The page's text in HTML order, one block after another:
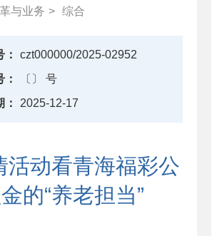
作
控监督
信息公开
与业务 > 综合
：
czt000000/2025-02952
〔〕 号
2025-12-17
活动看青海福彩公
的“养老担当”